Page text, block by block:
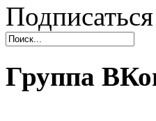
Группа